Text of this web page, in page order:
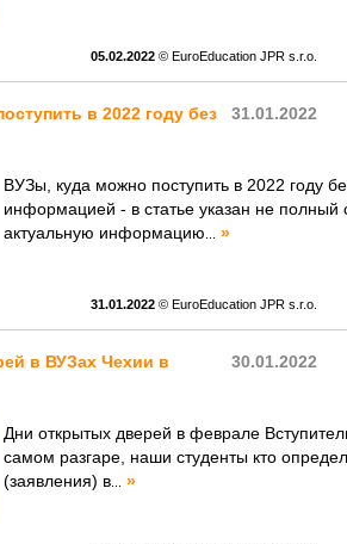
05.02.2022 © EuroEducation JPR s.r.o.
31.01.2022
в 2022 году без
ВУЗы, куда можно поступить в 2022 году
информацией - в статье указан не полный
актуальную информацию
»
31.01.2022 © EuroEducation JPR s.r.o.
30.01.2022
в ВУЗах Чехии в
Дни открытых дверей в феврале
самом разгаре, наши студенты кто
(заявления) в
»